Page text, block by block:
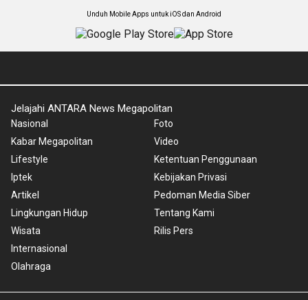
Unduh Mobile Apps untuk iOS dan Android
Jelajahi ANTARA News Megapolitan
Nasional
Kabar Megapolitan
Lifestyle
Iptek
Artikel
Lingkungan Hidup
Wisata
Internasional
Olahraga
Foto
Video
Ketentuan Penggunaan
Kebijakan Privasi
Pedoman Media Siber
Tentang Kami
Rilis Pers